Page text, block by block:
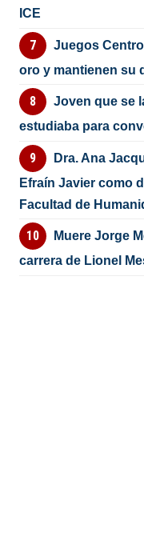
ICE
Juegos
oro y mantienen su
Joven que se
estudiaba para
Dra. Ana
Efraín Javier como
Facultad de
Muere Jorge
carrera de Lionel